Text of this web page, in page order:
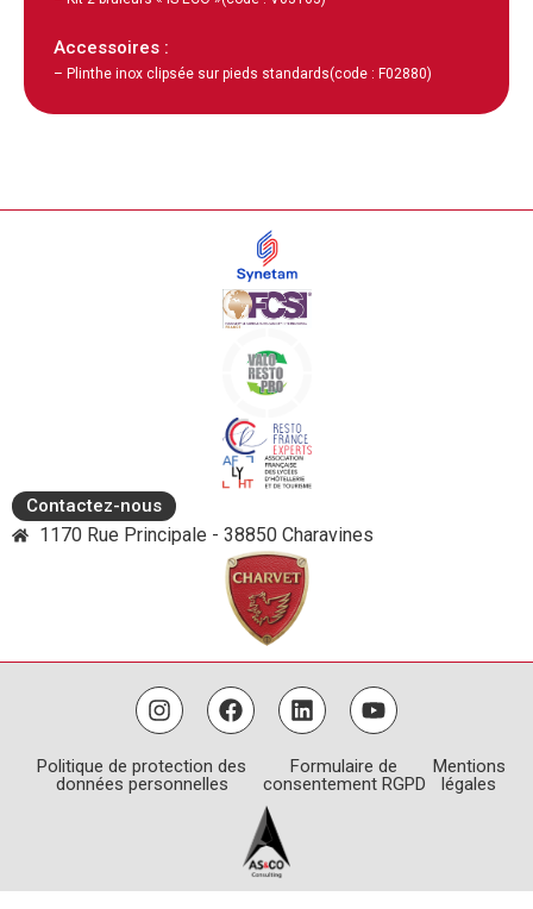
Accessoires :
– Plinthe inox clipsée sur pieds standards(code : F02880)
Contactez-nous
1170 Rue Principale - 38850 Charavines
Politique de protection des
données personnelles
Formulaire de
consentement RGPD
Mentions
légales